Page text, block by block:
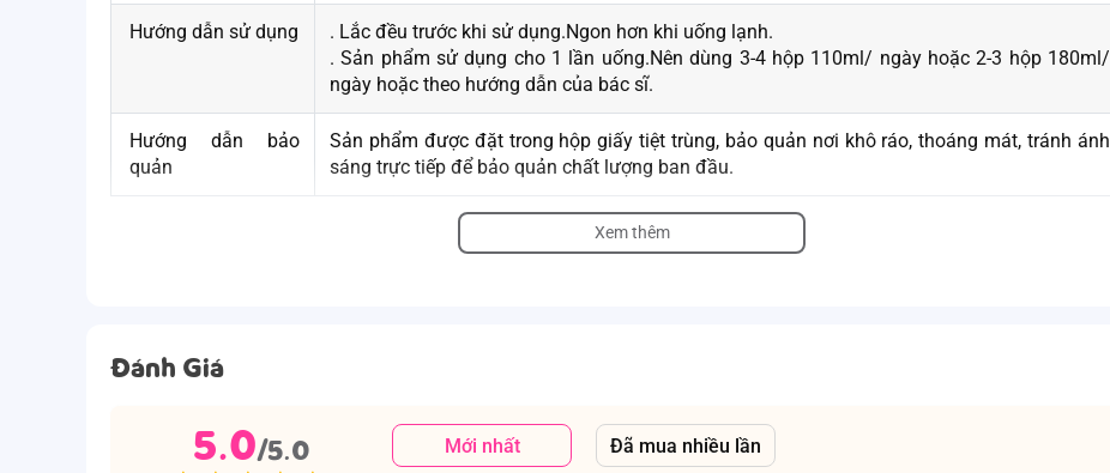
Hướng dẫn sử dụng
. Lắc đều trước khi sử dụng.Ngon hơn khi uống lạnh.
. Sản phẩm sử dụng cho 1 lần uống.Nên dùng 3-4 hộp 110ml/ ngày hoặc 2-3 hộp 180ml/
ngày hoặc theo hướng dẫn của bác sĩ.
Hướng dẫn bảo
quản
Sản phẩm được đặt trong hộp giấy tiệt trùng, bảo quản nơi khô ráo, thoáng mát, tránh ánh
sáng trực tiếp để bảo quản chất lượng ban đầu.
Xem thêm
Đánh Giá
5.0/5.0 Mới nhất Đã mua nhiều lần